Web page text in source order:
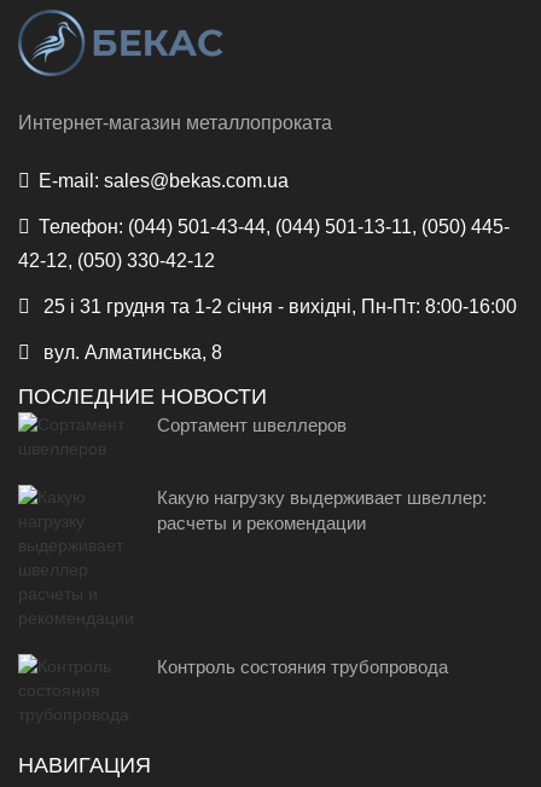
Интернет-магазин металлопроката
E-mail: sales@bekas.com.ua
Телефон: (044) 501-43-44, (044) 501-13-11, (050) 445-
42-12, (050) 330-42-12
25 і 31 грудня та 1-2 січня - вихідні, Пн-Пт: 8:00-16:00
вул. Алматинська, 8
ПОСЛЕДНИЕ НОВОСТИ
Сортамент швеллеров
Какую нагрузку выдерживает швеллер:
расчеты и рекомендации
Контроль состояния трубопровода
НАВИГАЦИЯ